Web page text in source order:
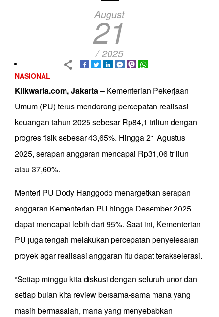
August
21
/ 2025
NASIONAL
Klikwarta.com, Jakarta– Kementerian Pekerjaan
Umum (PU) terus mendorong percepatan realisasi
keuangan tahun 2025 sebesar Rp84,1 triliun dengan
progres fisik sebesar 43,65%. Hingga 21 Agustus
2025, serapan anggaran mencapai Rp31,06 triliun
atau 37,60%.
Menteri PU Dody Hanggodo menargetkan serapan
anggaran Kementerian PU hingga Desember 2025
dapat mencapai lebih dari 95%. Saat ini, Kementerian
PU juga tengah melakukan percepatan penyelesaian
proyek agar realisasi anggaran itu dapat terakselerasi.
“Setiap minggu kita diskusi dengan seluruh unor dan
setiap bulan kita review bersama-sama mana yang
masih bermasalah, mana yang menyebabkan